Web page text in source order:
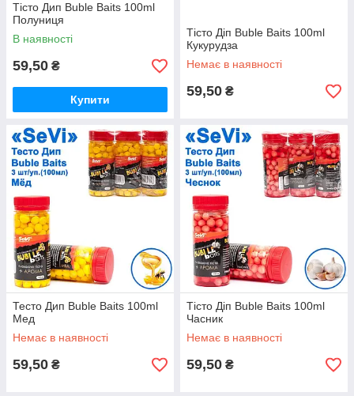
Тісто Дип Buble Baits 100ml
Полуниця
В наявності
59,50 ₴
Купити
Тісто Діп Buble Baits 100ml
Кукурудза
Немає в наявності
59,50 ₴
Тесто Дип Buble Baits 100ml
Мед
Немає в наявності
59,50 ₴
Тісто Діп Buble Baits 100ml
Часник
Немає в наявності
59,50 ₴